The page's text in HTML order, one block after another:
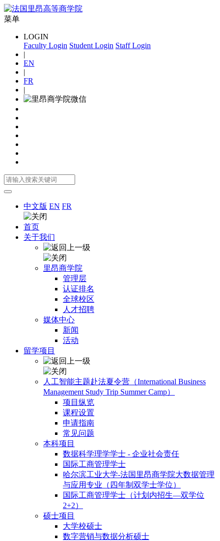
菜单
LOGIN
Faculty Login Student Login Staff Login
|
EN
|
FR
|
中文版 EN FR
首页
关于我们
里昂商学院
管理层
认证排名
全球校区
人才招聘
媒体中心
新闻
活动
留学项目
人工智能主题赴法夏令营（International Business
Management Study Trip Summer Camp）
项目纵览
课程设置
申请指南
常见问题
本科项目
数据科学理学学士 - 企业社会责任
国际工商管理学士
哈尔滨工业大学-法国里昂商学院大数据管理
与应用专业（四年制双学士学位）
国际工商管理学士（计划内招生—双学位
2+2）
硕士项目
大学校硕士
数字营销与数据分析硕士